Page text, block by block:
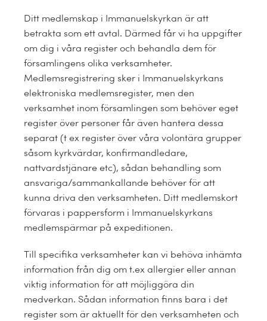
Ditt medlemskap i Immanuelskyrkan är att
betrakta som ett avtal. Därmed får vi ha uppgifter
om dig i våra register och behandla dem för
församlingens olika verksamheter.
Medlemsregistrering sker i Immanuelskyrkans
elektroniska medlemsregister, men den
verksamhet inom församlingen som behöver eget
register över personer får även hantera dessa
separat (t ex register över våra volontära grupper
såsom kyrkvärdar, konfirmandledare,
nattvardstjänare etc), sådan behandling som
ansvariga/sammankallande behöver för att
kunna driva den verksamheten. Ditt medlemskort
förvaras i pappersform i Immanuelskyrkans
medlemspärmar på expeditionen.
Till specifika verksamheter kan vi behöva inhämta
information från dig om t.ex allergier eller annan
viktig information för att möjliggöra din
medverkan. Sådan information finns bara i det
register som är aktuellt för den verksamheten och